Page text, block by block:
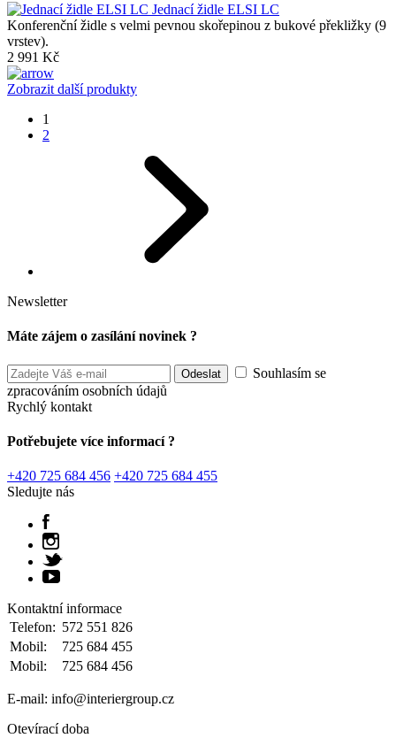
Jednací židle ELSI LC
Konferenční židle s velmi pevnou skořepinou z bukové překližky (9
vrstev).
2 991 Kč
Zobrazit další produkty
1
2
Newsletter
Máte zájem o zasílání novinek ?
Souhlasím se
zpracováním osobních údajů
Rychlý kontakt
Potřebujete více informací ?
+420 725 684 456 +420 725 684 455
Sledujte nás
Kontaktní informace
Telefon: 572 551 826
Mobil:
725 684 455
Mobil:
725 684 456
E-mail: info@interiergroup.cz
Otevírací doba